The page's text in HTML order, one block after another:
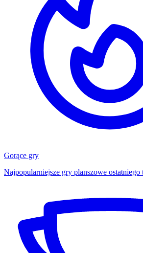
Gorące gry
Najpopularniejsze gry planszowe ostatniego